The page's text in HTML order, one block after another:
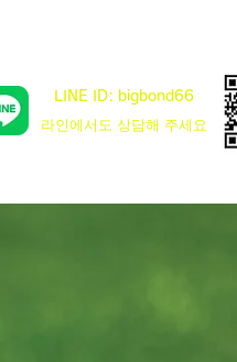
LINE ID: bigbond66
​라인에서도 상담해 주세요